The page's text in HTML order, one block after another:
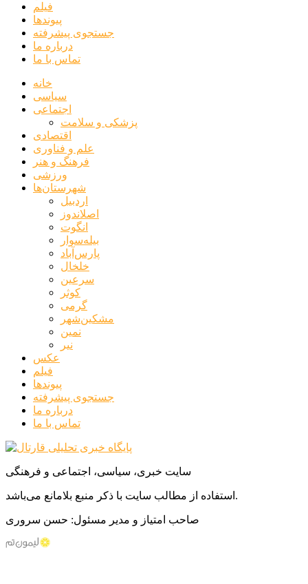
فیلم
پیوندها
جستجوی پیشرفته
درباره ما
تماس با ما
خانه
سیاسی
اجتماعی
پزشکی و سلامت
اقتصادی
علم و فناوری
فرهنگ و هنر
ورزشی
شهرستان‌ها
اردبیل
اصلاندوز
انگوت
بیله‌سوار
پارس‌آباد
خلخال
سرعین
کوثر
گرمی
مشکین‌شهر
نمین
نیر
عکس
فیلم
پیوندها
جستجوی پیشرفته
درباره ما
تماس با ما
سایت خبری، سیاسی، اجتماعی و فرهنگی
استفاده از مطالب سایت با ذکر منبع بلامانع می‌باشد.
صاحب امتیاز و مدیر مسئول: حسن سروری